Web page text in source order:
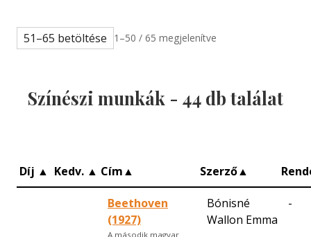
51–65 betöltése 1–50 / 65 megjelenítve
Színészi munkák - 44 db találat
Díj ▲ Kedv. ▲ Cím▲ Szerző▲
Beethoven
(1927)
A második magyar
Bónisné
Wallon Emma
-